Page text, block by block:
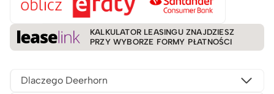
KALKULATOR LEASINGU ZNAJDZIESZ
PRZY WYBORZE FORMY PŁATNOŚCI
Dlaczego Deerhorn